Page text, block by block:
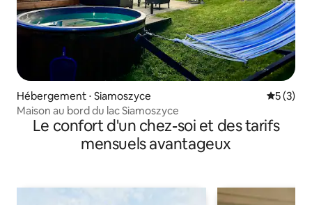
Hébergement ⋅ Siamoszyce
5 (3)
Maison au bord du lac Siamoszyce
Le confort d'un chez-soi et des tarifs
mensuels avantageux